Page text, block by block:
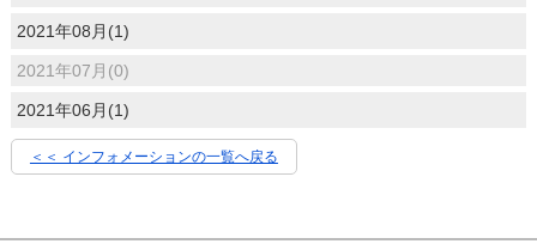
2021年08月(1)
2021年07月(0)
2021年06月(1)
＜＜ インフォメーションの一覧へ戻る